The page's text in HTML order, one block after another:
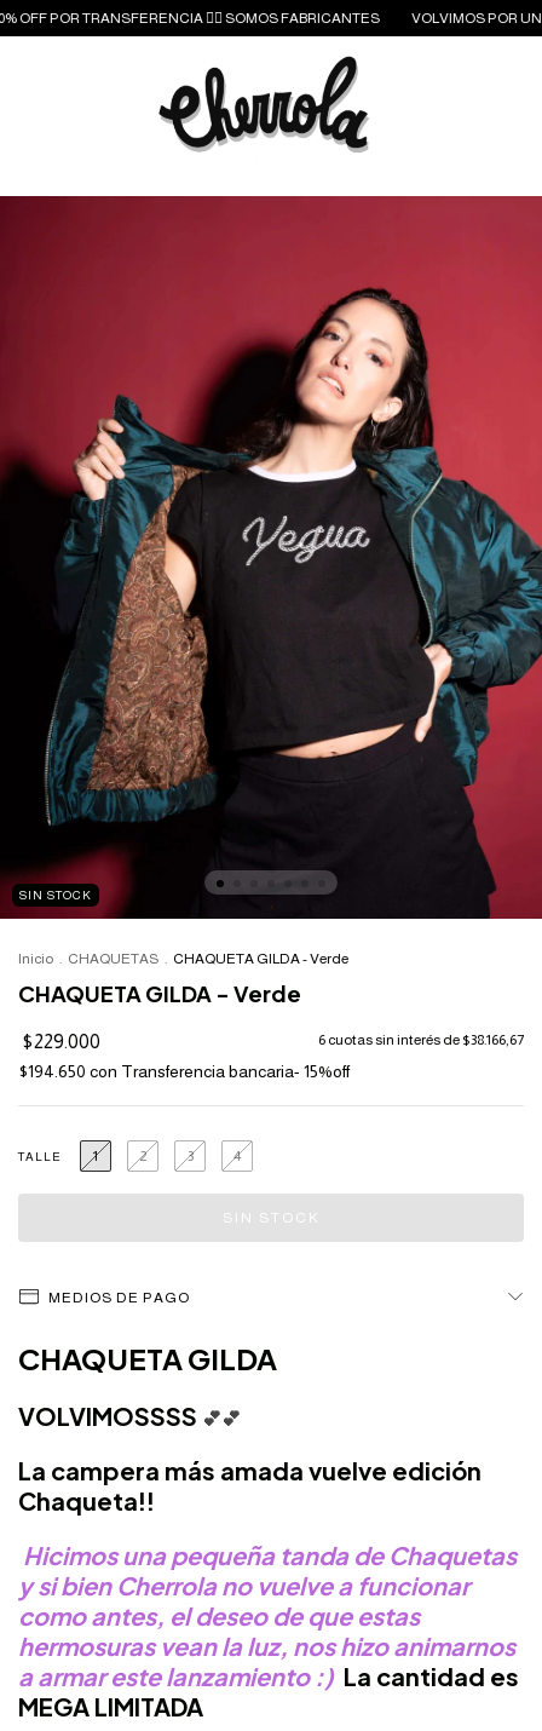
POR TRANSFERENCIA ❤️‍🔥 SOMOS FABRICANTES VOLVIMOS POR UNAS
SIN STOCK
Inicio . CHAQUETAS . CHAQUETA GILDA - Verde
CHAQUETA GILDA - Verde
$229.000 6 cuotas sin interés de $38.166,67
$194.650 con Transferencia bancaria- 15%off
TALLE 1 2 3 4
MEDIOS DE PAGO
CHAQUETA GILDA
VOLVIMOSSSS 💕💕
La campera más amada vuelve edición
Chaqueta!!
Hicimos una pequeña tanda de Chaquetas
y si bien Cherrola no vuelve a funcionar
como antes, el deseo de que estas
hermosuras vean la luz, nos hizo animarnos
a armar este lanzamiento :) La cantidad es
MEGA LIMITADA